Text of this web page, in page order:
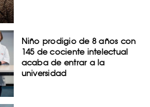
Niño prodigio de 8 años con
145 de cociente intelectual
acaba de entrar a la
universidad